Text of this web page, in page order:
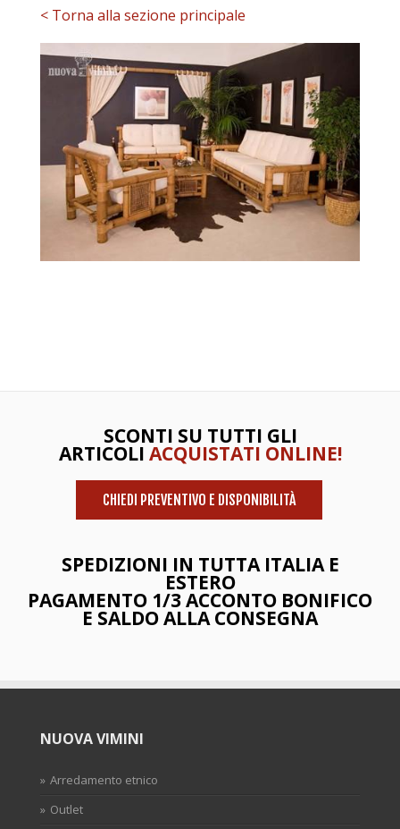
< Torna alla sezione principale
SCONTI SU TUTTI GLI
ARTICOLI ACQUISTATI ONLINE!
CHIEDI PREVENTIVO E DISPONIBILITÀ
SPEDIZIONI IN TUTTA ITALIA E
ESTERO
PAGAMENTO 1/3 ACCONTO BONIFICO
E SALDO ALLA CONSEGNA
NUOVA VIMINI
Arredamento etnico
Outlet